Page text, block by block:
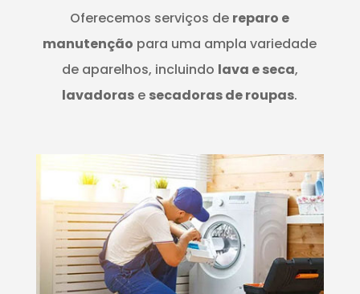
Oferecemos serviços de reparo e
manutenção para uma ampla variedade
de aparelhos, incluindo lava e seca,
lavadoras e secadoras de roupas.